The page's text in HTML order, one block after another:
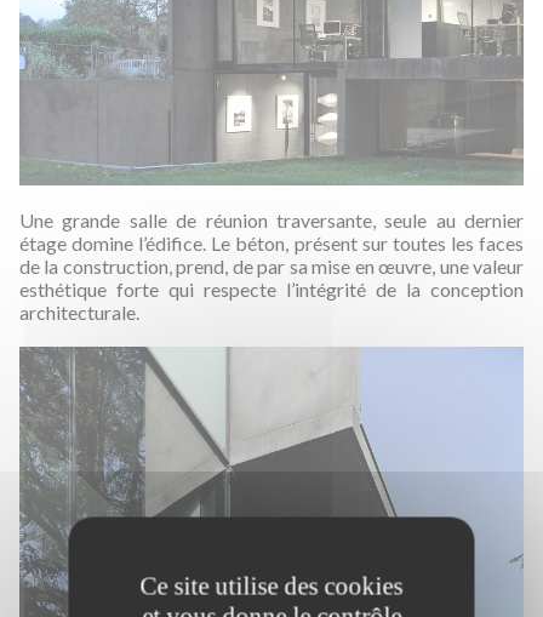
Une grande salle de réunion traversante, seule au dernier
étage domine l’édifice. Le béton, présent sur toutes les faces
de la construction, prend, de par sa mise en œuvre, une valeur
esthétique forte qui respecte l’intégrité de la conception
architecturale.
Ce site utilise des cookies